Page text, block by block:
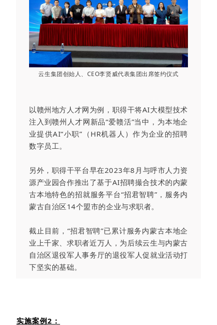
云生集团创始人、CEO李贤威代表集团出席签约仪式
以赣州地方人才网为例，职得干将AI大模型技术
注入到赣州人才网新品“爱赣活”当中，为本地企
业提供AI“小职”（HR机器人）作为企业的招聘
数字员工。
另外，职得干平台早在2023年8月与呼市人力资
源产业园合作推出了基于AI招聘撮合技术的内蒙
古本地特色的招就服务平台“招君智聘”，服务内
蒙古自治区14个盟市的企业与求职者。
截止目前，“招君智聘”已累计服务内蒙古本地企
业上千家、求职者近万人，为后续云生与内蒙古
自治区退役军人事务厅的退役军人促就业活动打
下坚实的基础。
实施案例2 ：